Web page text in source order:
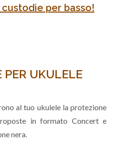
per basso!
PER UKULELE
al tuo ukulele la protezione
in formato Concert e
nera.